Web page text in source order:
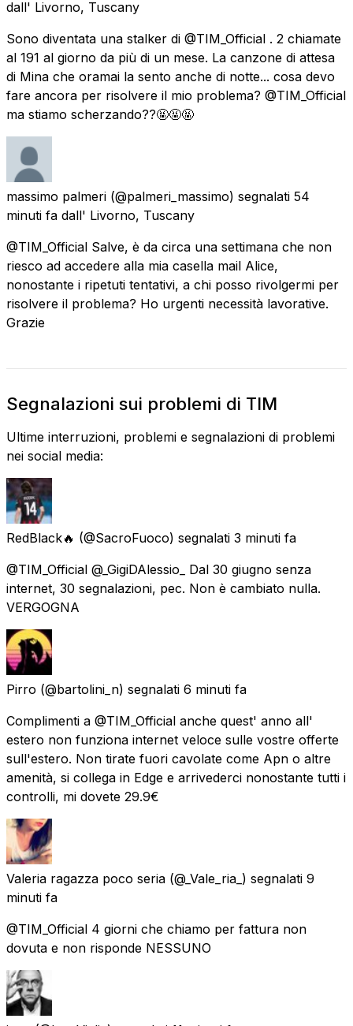
dall' Livorno, Tuscany
Sono diventata una stalker di @TIM_Official . 2 chiamate
al 191 al giorno da più di un mese. La canzone di attesa
di Mina che oramai la sento anche di notte... cosa devo
fare ancora per risolvere il mio problema? @TIM_Official
ma stiamo scherzando??🤬🤬🤬
massimo palmeri (@palmeri_massimo) segnalati 54
minuti fa dall' Livorno, Tuscany
@TIM_Official Salve, è da circa una settimana che non
riesco ad accedere alla mia casella mail Alice,
nonostante i ripetuti tentativi, a chi posso rivolgermi per
risolvere il problema? Ho urgenti necessità lavorative.
Grazie
Segnalazioni sui problemi di TIM
Ultime interruzioni, problemi e segnalazioni di problemi
nei social media:
RedBlack🔥 (@SacroFuoco) segnalati 3 minuti fa
@TIM_Official @_GigiDAlessio_ Dal 30 giugno senza
internet, 30 segnalazioni, pec. Non è cambiato nulla.
VERGOGNA
Pirro (@bartolini_n) segnalati 6 minuti fa
Complimenti a @TIM_Official anche quest' anno all'
estero non funziona internet veloce sulle vostre offerte
sull'estero. Non tirate fuori cavolate come Apn o altre
amenità, si collega in Edge e arrivederci nonostante tutti i
controlli, mi dovete 29.9€
Valeria ragazza poco seria (@_Vale_ria_) segnalati 9
minuti fa
@TIM_Official 4 giorni che chiamo per fattura non
dovuta e non risponde NESSUNO